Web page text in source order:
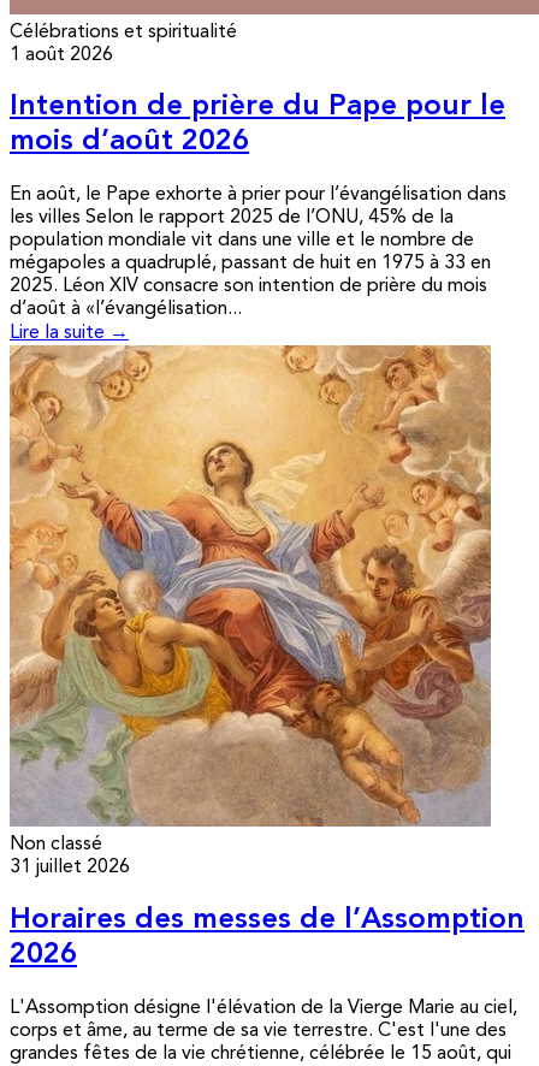
Célébrations et spiritualité
1 août 2026
Intention de prière du Pape pour le
mois d’août 2026
En août, le Pape exhorte à prier pour l’évangélisation dans
les villes Selon le rapport 2025 de l’ONU, 45% de la
population mondiale vit dans une ville et le nombre de
mégapoles a quadruplé, passant de huit en 1975 à 33 en
2025. Léon XIV consacre son intention de prière du mois
d’août à «l’évangélisation...
Lire la suite →
Non classé
31 juillet 2026
Horaires des messes de l’Assomption
2026
L'Assomption désigne l'élévation de la Vierge Marie au ciel,
corps et âme, au terme de sa vie terrestre. C'est l'une des
grandes fêtes de la vie chrétienne, célébrée le 15 août, qui